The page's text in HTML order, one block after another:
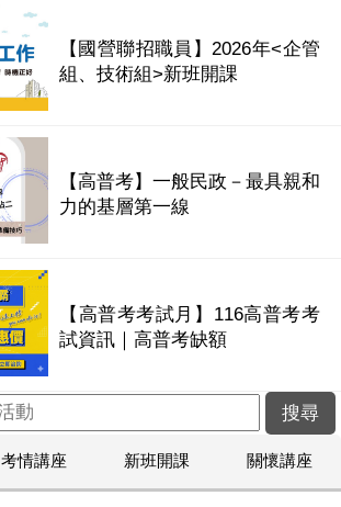
【國營聯招職員】2026年<企管
組、技術組>新班開課
【高普考】一般民政－最具親和
力的基層第一線
【高普考考試月】116高普考考
試資訊｜高普考缺額
考情講座 新班開課 關懷講座